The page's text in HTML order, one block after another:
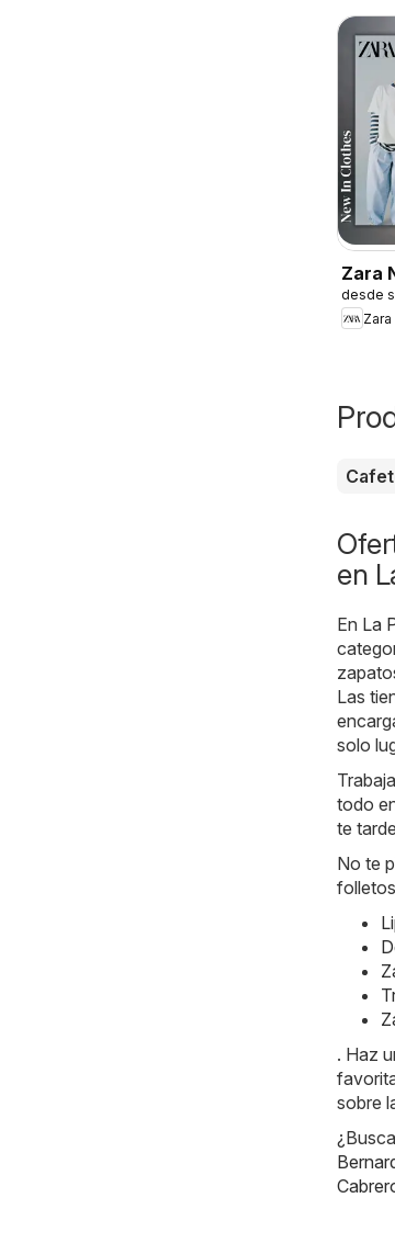
Zara
desde
Zara
en
En La
Las
solo
todo
te
No te
. Haz
sobre